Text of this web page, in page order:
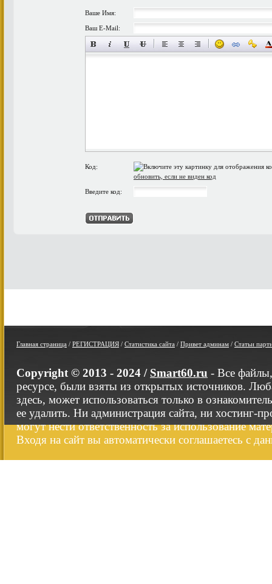
Ваше Имя:
Ваш E-Mail:
Код:
обновить, если не виден код
Введите код:
Главная страница / РЕГИСТРАЦИЯ / Статистика сайта / Привет админам / Статьи
Copyright © 2013 - 2024 / Smart60.ru - Все
ресурсе, были взяты из открытых источников.
здесь, может использоваться только в
ее удалить. Ни администрация сайта, ни хостинг-
могут нести ответственность за использование
Входя на сайт вы автоматически соглашаетесь с